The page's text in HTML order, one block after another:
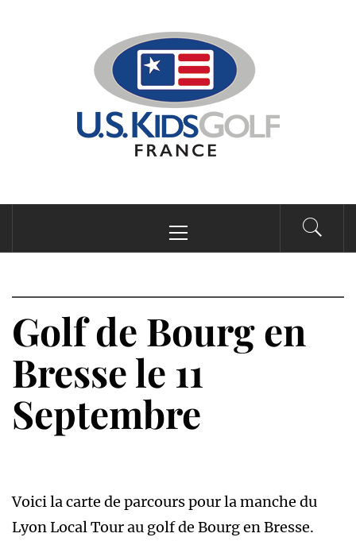
principal
Golf de Bourg en
Bresse le 11
Septembre
Voici la carte de parcours pour la manche du
Lyon Local Tour au golf de Bourg en Bresse.